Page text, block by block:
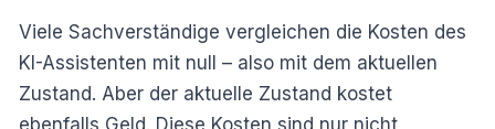
Viele Sachverständige vergleichen die Kosten des
KI-Assistenten mit null – also mit dem aktuellen
Zustand. Aber der aktuelle Zustand kostet
ebenfalls Geld. Diese Kosten sind nur nicht